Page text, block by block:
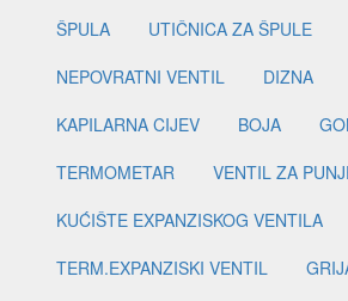
ŠPULA
UTIČNICA ZA ŠPULE
NEPOVRATNI VENTIL
DIZNA
KAPILARNA CIJEV
BOJA
TERMOMETAR
VENTIL ZA
KUĆIŠTE EXPANZISKOG VENTILA
TERM.EXPANZISKI VENTIL